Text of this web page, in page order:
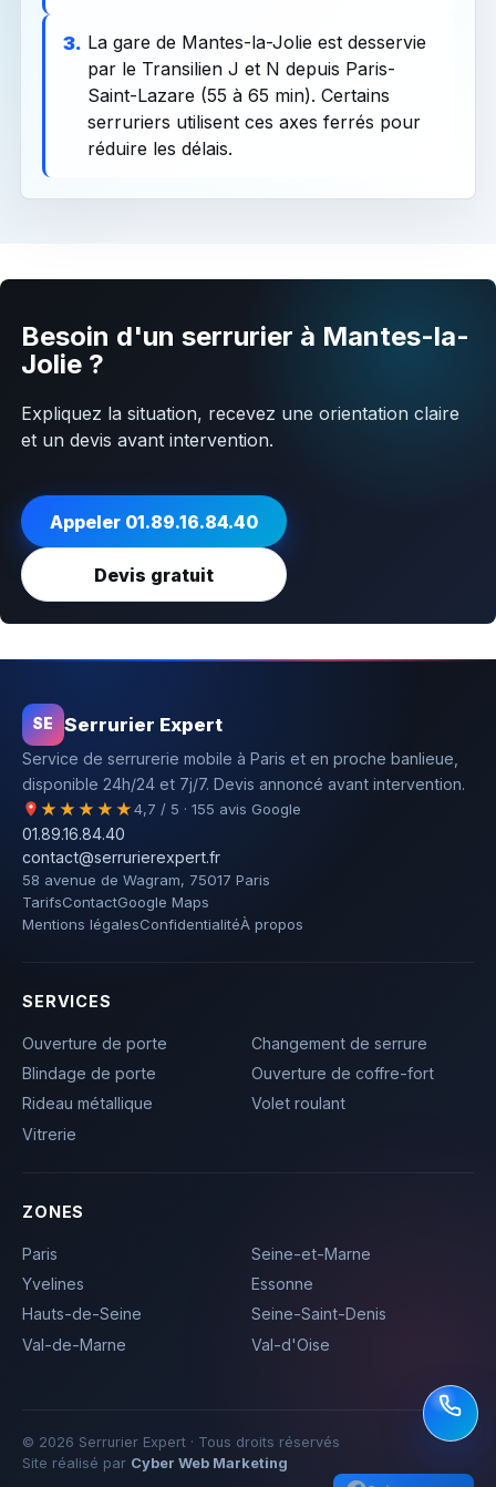
3. La gare de Mantes-la-Jolie est desservie
par le Transilien J et N depuis Paris-
Saint-Lazare (55 à 65 min). Certains
serruriers utilisent ces axes ferrés pour
réduire les délais.
Besoin d'un serrurier à Mantes-la-
Jolie ?
Expliquez la situation, recevez une orientation claire
et un devis avant intervention.
Appeler 01.89.16.84.40
Devis gratuit
SE Serrurier Expert
Service de serrurerie mobile à Paris et en proche banlieue,
disponible 24h/24 et 7j/7. Devis annoncé avant intervention.
★★★★★4,7 / 5 · 155 avis Google
01.89.16.84.40
contact@serrurierexpert.fr
58 avenue de Wagram, 75017 Paris
TarifsContactGoogle Maps
Mentions légalesConfidentialitéÀ propos
SERVICES
Ouverture de porte
Changement de serrure
Blindage de porte
Ouverture de coffre-fort
Rideau métallique
Volet roulant
Vitrerie
ZONES
Paris
Seine-et-Marne
Yvelines
Essonne
Hauts-de-Seine
Seine-Saint-Denis
Val-de-Marne
Val-d'Oise
© 2026 Serrurier Expert · Tous droits réservés
Site réalisé par Cyber Web Marketing